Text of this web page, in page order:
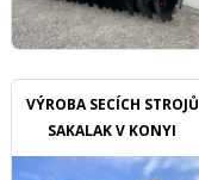
VÝROBA SECÍCH STROJŮ
SAKALAK V KONYI